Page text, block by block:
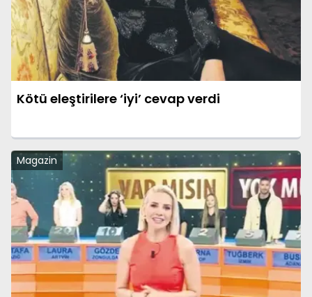
Kötü eleştirilere ‘iyi’ cevap verdi
Magazin